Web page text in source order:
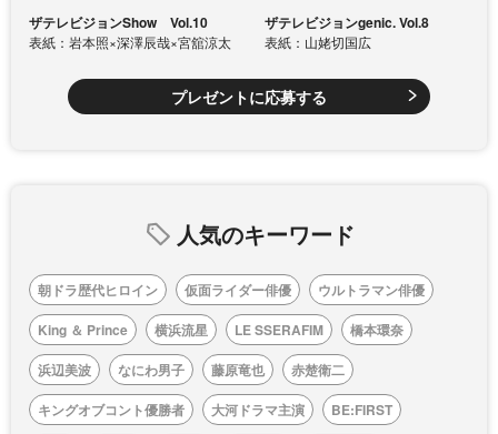
ザテレビジョンShow Vol.10
表紙：岩本照×深澤辰哉×宮舘涼太
ザテレビジョンgenic. Vol.8
表紙：山姥切国広
プレゼントに応募する
人気のキーワード
朝ドラ歴代ヒロイン 仮面ライダー俳優
ウルトラマン俳優
King ＆ Prince
横浜流星 LE SSERAFIM
橋本環奈
浜辺美波
なにわ男子 藤原竜也
赤楚衛二
キングオブコント優勝者
大河ドラマ主演
BE:FIRST